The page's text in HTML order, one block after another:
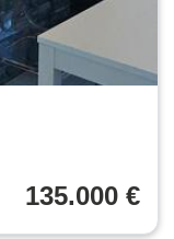
135.000 €